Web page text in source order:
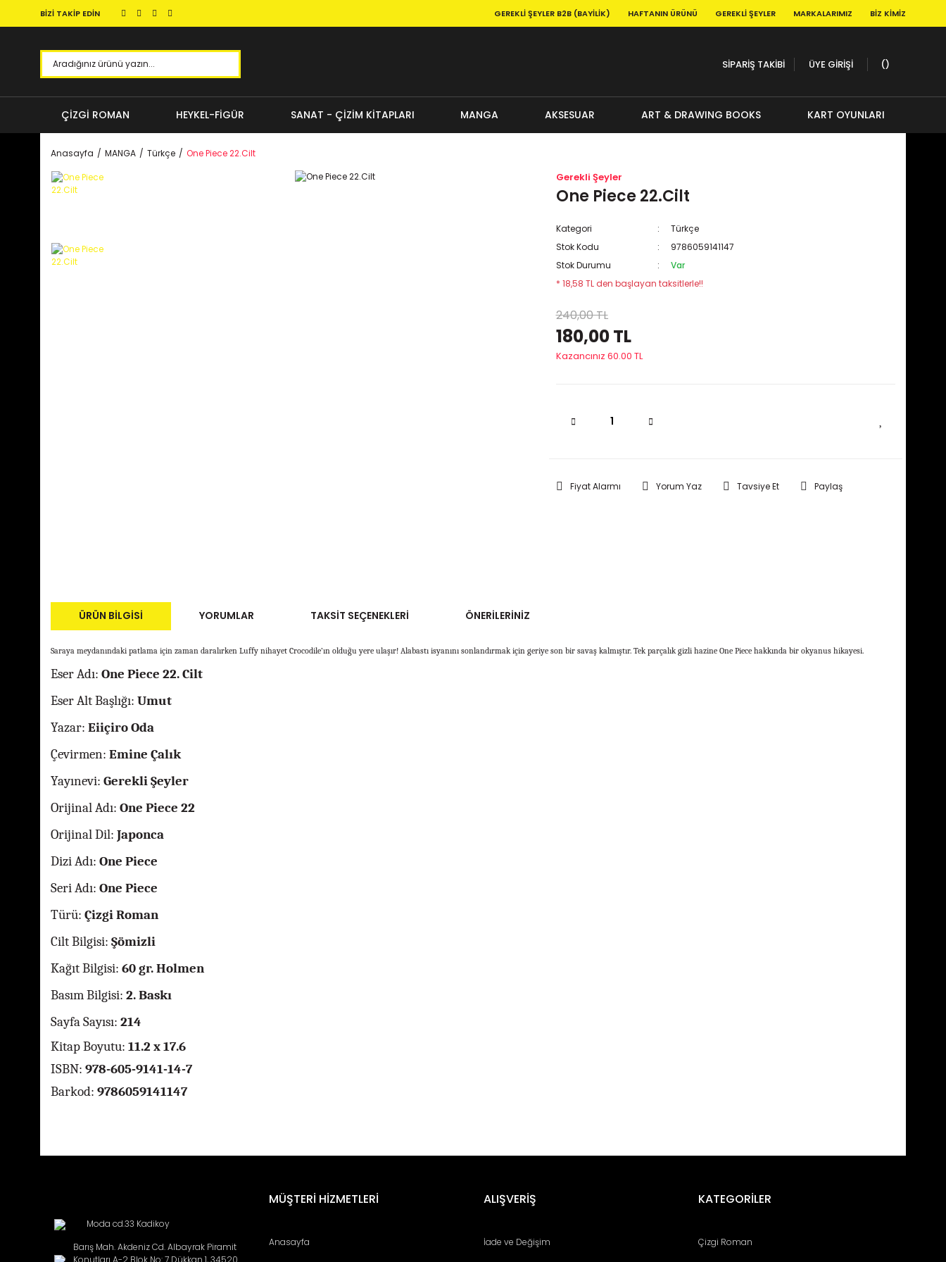
BİZİ TAKİP EDİN GEREKLI ŞEYLER B2B (BAYILIK) HAFTANIN ÜRÜNÜ GEREKLI ŞEYLER MARKALARIMIZ BIZ KIMIZ
SİPARİŞ TAKİBİ ÜYE GİRİŞİ
ÇİZGİ ROMAN HEYKEL-FİGÜR SANAT - ÇİZİM KİTAPLARI MANGA AKSESUAR ART & DRAWING BOOKS KART OYUNLARI
Anasayfa MANGA Türkçe One Piece 22.Cilt
Gerekli Şeyler
One Piece 22.Cilt
Kategori
Türkçe
Stok Kodu
9786059141147
Stok Durumu
Var
* 18,58 TL den başlayan taksitlerle!!
240,00 TL
180,00 TL
Kazancınız 60.00 TL
Fiyat Alarmı Yorum Yaz Tavsiye Et Paylaş
ÜRÜN BILGISI YORUMLAR TAKSIT SEÇENEKLERI ÖNERILERINIZ
Saraya meydanındaki patlama için zaman daralırken Luffy nihayet Crocodile’ın olduğu yere ulaşır! Alabastı isyanını sonlandırmak için geriye son bir savaş kalmıştır. Tek parçalık gizli hazine One Piece hakkında bir okyanus hikayesi.
Eser Adı: One Piece 22. Cilt
Eser Alt Başlığı: Umut
Yazar: Eiiçiro Oda
Çevirmen: Emine Çalık
Yayınevi: Gerekli Şeyler
Orijinal Adı: One Piece 22
Orijinal Dil: Japonca
Dizi Adı: One Piece
Seri Adı: One Piece
Türü: Çizgi Roman
Cilt Bilgisi: Şömizli
Kağıt Bilgisi: 60 gr. Holmen
Basım Bilgisi: 2. Baskı
Sayfa Sayısı: 214
Kitap Boyutu: 11.2 x 17.6
ISBN: 978-605-9141-14-7
Barkod: 9786059141147
Yorum Yaz
Görüş ve önerileriniz için teşekkür ederiz.
Ürün bilgilerinde hatalar bulunuyor.
Ürün fiyatı diğer sitelerden daha pahalı.
Moda cd.33 Kadikoy
Barış Mah. Akdeniz Cd. Albayrak Piramit
Konutları A-2 Blok No: 7 Dükkan 1, 34520
MÜŞTERİ HİZMETLERİ
Anasayfa
ALIŞVERİŞ
İade ve Değişim
KATEGORİLER
Çizgi Roman